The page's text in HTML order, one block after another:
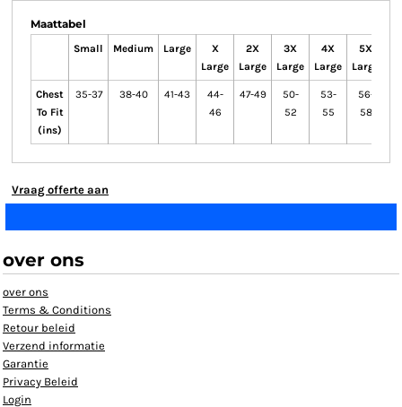
Maattabel
Small Medium Large
X
Large
2X
Large
3X
Large
4X
Large
5X
Large
Chest
To Fit
(ins)
35-37 38-40 41-43
44-
46
47-49
50-
52
53-
55
56-
58
Vraag offerte aan
over ons
over ons
Terms & Conditions
Retour beleid
Verzend informatie
Garantie
Privacy Beleid
Login